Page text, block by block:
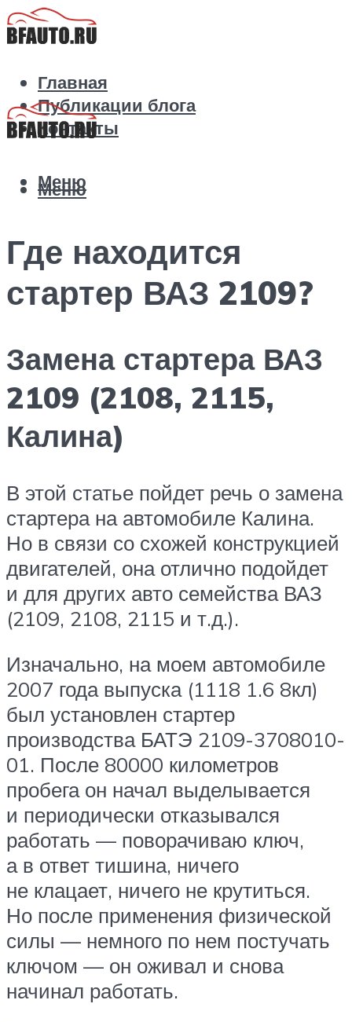
Главная
Публикации блога
Контакты
Меню
Меню
Где находится
стартер ВАЗ 2109?
Замена стартера ВАЗ
2109 (2108, 2115,
Калина)
В этой статье пойдет речь о замена
стартера на автомобиле Калина.
Но в связи со схожей конструкцией
двигателей, она отлично подойдет
и для других авто семейства ВАЗ
(2109, 2108, 2115 и т.д.).
Изначально, на моем автомобиле
2007 года выпуска (1118 1.6 8кл)
был установлен стартер
производства БАТЭ 2109-3708010-
01. После 80000 километров
пробега он начал выделывается
и периодически отказывался
работать — поворачиваю ключ,
а в ответ тишина, ничего
не клацает, ничего не крутиться.
Но после применения физической
силы — немного по нем постучать
ключом — он оживал и снова
начинал работать.